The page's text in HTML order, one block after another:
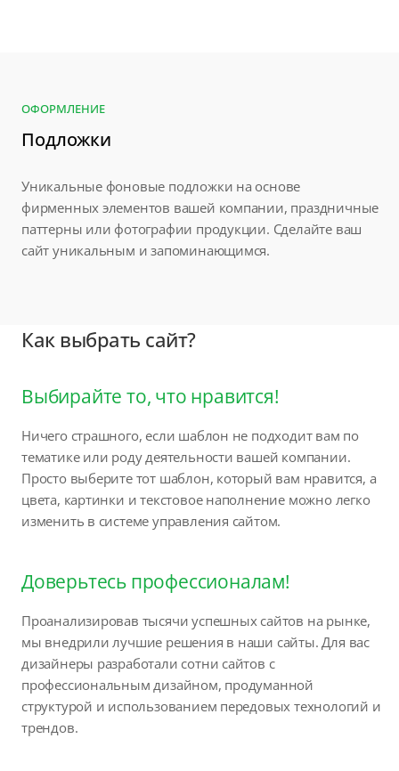
ОФОРМЛЕНИЕ
Подложки
Уникальные фоновые подложки на основе
фирменных элементов вашей компании, праздничные
паттерны или фотографии продукции. Сделайте ваш
сайт уникальным и запоминающимся.
Как выбрать сайт?
Выбирайте то, что нравится!
Ничего страшного, если шаблон не подходит вам по
тематике или роду деятельности вашей компании.
Просто выберите тот шаблон, который вам нравится, а
цвета, картинки и текстовое наполнение можно легко
изменить в системе управления сайтом.
Доверьтесь профессионалам!
Проанализировав тысячи успешных сайтов на рынке,
мы внедрили лучшие решения в наши сайты. Для вас
дизайнеры разработали сотни сайтов с
профессиональным дизайном, продуманной
структурой и использованием передовых технологий и
трендов.